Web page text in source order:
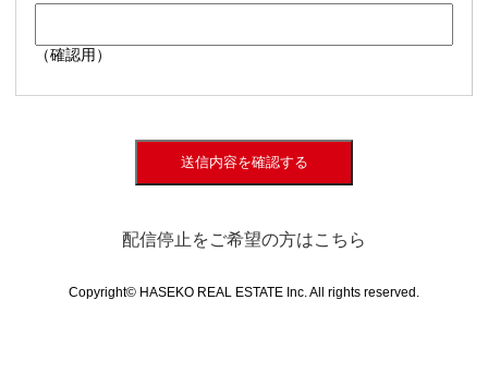
（確認用）
送信内容を確認する
配信停止をご希望の方はこちら
Copyright© HASEKO REAL ESTATE Inc. All rights reserved.